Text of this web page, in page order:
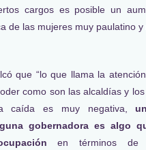
cargos es posible un
de las mujeres muy paulatino y
que “lo que llama la
como son las alcaldías y
caída es muy negativa,
gobernadora es algo
en términos de